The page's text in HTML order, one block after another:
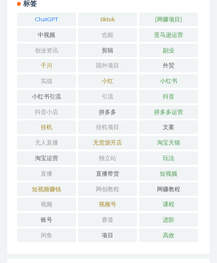
标签
ChatGPT tiktok [网赚项目]
中视频 也能 亚马逊运营
创业资讯 剪辑 副业
千川 国外项目 外贸
实战 小红 小红书
小红书引流 引流 抖音
抖音小店 拼多多 拼多多运营
挂机 挂机项目 文案
无人直播 无货源开店 淘宝天猫
淘宝运营 独立站 玩法
直播 直播带货 短视频
短视频赚钱 网创教程 网赚教程
视频 视频号 课程
账号 赛道 进阶
闲鱼 项目 高效